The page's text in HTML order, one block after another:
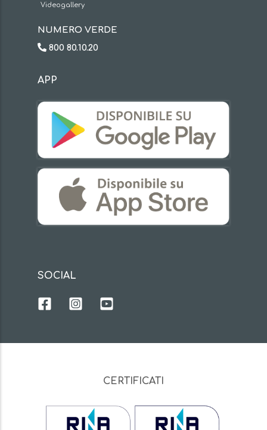
Videogallery
NUMERO VERDE
800 80.10.20
APP
SOCIAL
CERTIFICATI